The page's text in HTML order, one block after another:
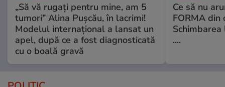
„Să vă rugați pentru mine, am 5
tumori” Alina Pușcău, în lacrimi!
Modelul internațional a lansat un
apel, după ce a fost diagnosticată
cu o boală gravă
Ce să nu
FORMA din
Schimbarea
....